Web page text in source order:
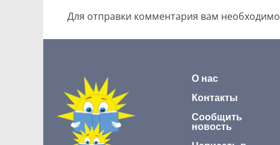
Для отправки комментария вам необходимо
О нас
Контакты
Сообщить
новость